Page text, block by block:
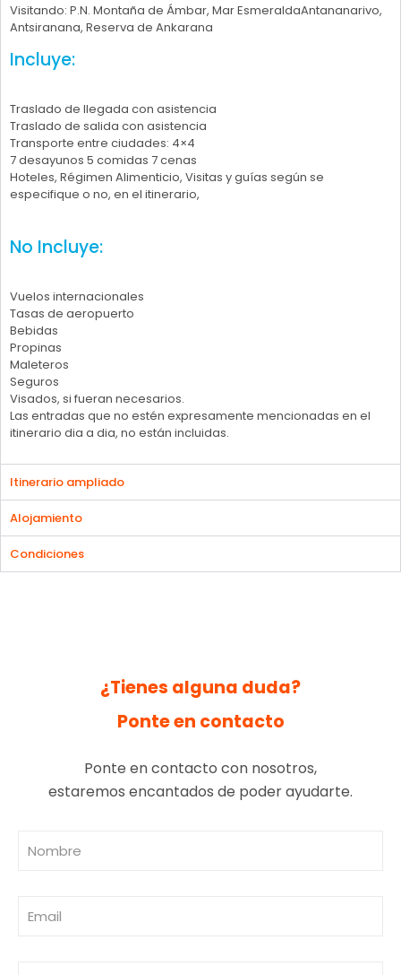
Visitando: P.N. Montaña de Ámbar, Mar EsmeraldaAntananarivo,
Antsiranana, Reserva de Ankarana
Incluye:
Traslado de llegada con asistencia
Traslado de salida con asistencia
Transporte entre ciudades: 4×4
7 desayunos 5 comidas 7 cenas
Hoteles, Régimen Alimenticio, Visitas y guías según se
especifique o no, en el itinerario,
No Incluye:
Vuelos internacionales
Tasas de aeropuerto
Bebidas
Propinas
Maleteros
Seguros
Visados, si fueran necesarios.
Las entradas que no estén expresamente mencionadas en el
itinerario dia a dia, no están incluidas.
Itinerario ampliado
Alojamiento
Condiciones
¿Tienes alguna duda?
Ponte en contacto
Ponte en contacto con nosotros,
estaremos encantados de poder ayudarte.